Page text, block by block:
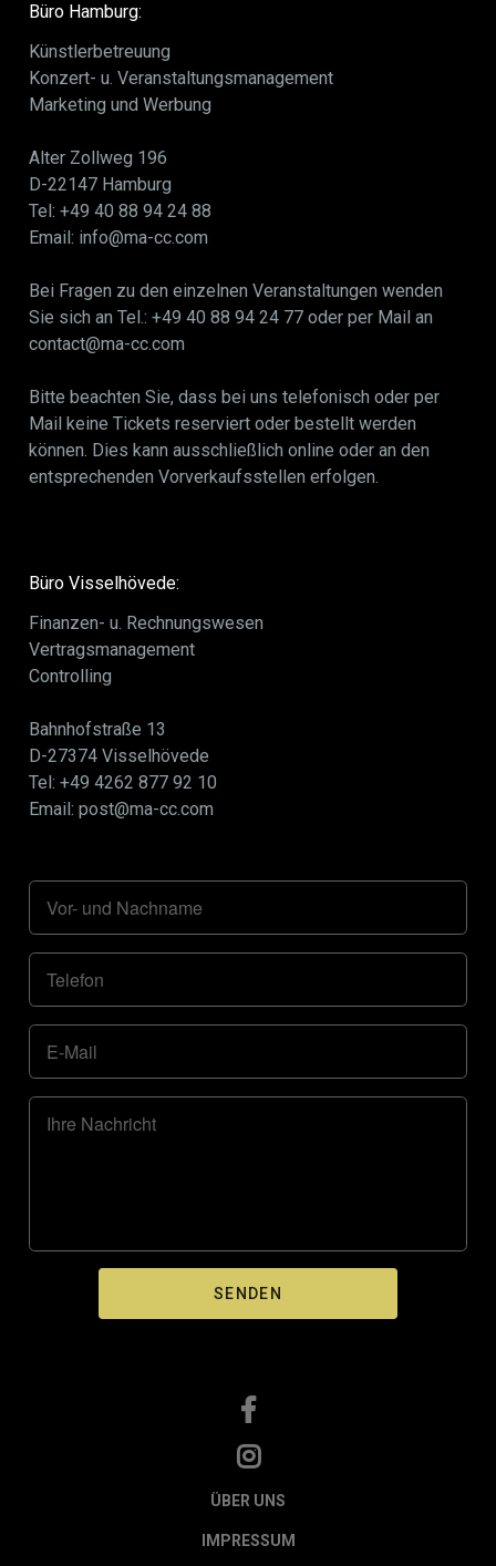
Büro Hamburg:
Künstlerbetreuung
Konzert- u. Veranstaltungsmanagement
Marketing und Werbung
Alter Zollweg 196
D-22147 Hamburg
Tel: +49 40 88 94 24 88
Email: info@ma-cc.com
Bei Fragen zu den einzelnen Veranstaltungen wenden
Sie sich an Tel.: +49 40 88 94 24 77 oder per Mail an
contact@ma-cc.com
Bitte beachten Sie, dass bei uns telefonisch oder per
Mail keine Tickets reserviert oder bestellt werden
können. Dies kann ausschließlich online oder an den
entsprechenden Vorverkaufsstellen erfolgen.
Büro Visselhövede:
Finanzen- u. Rechnungswesen
Vertragsmanagement
Controlling
Bahnhofstraße 13
D-27374 Visselhövede
Tel: +49 4262 877 92 10
Email: post@ma-cc.com
Vor- und Nachname
Telefon
E-Mail
Ihre Nachricht
ÜBER UNS
IMPRESSUM